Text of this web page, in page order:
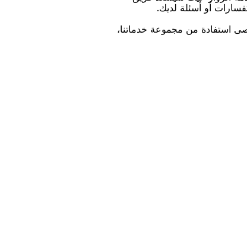
ﺃﻭ ﺃﺳﺌﻠﺔ ﻟﺪﻳﻚ.
اﺳﺘﻔﺎﺩﺓ ﻣﻦ ﻣﺠﻤﻮﻋﺔ ﺧﺪﻣﺎﺗﻨﺎ،